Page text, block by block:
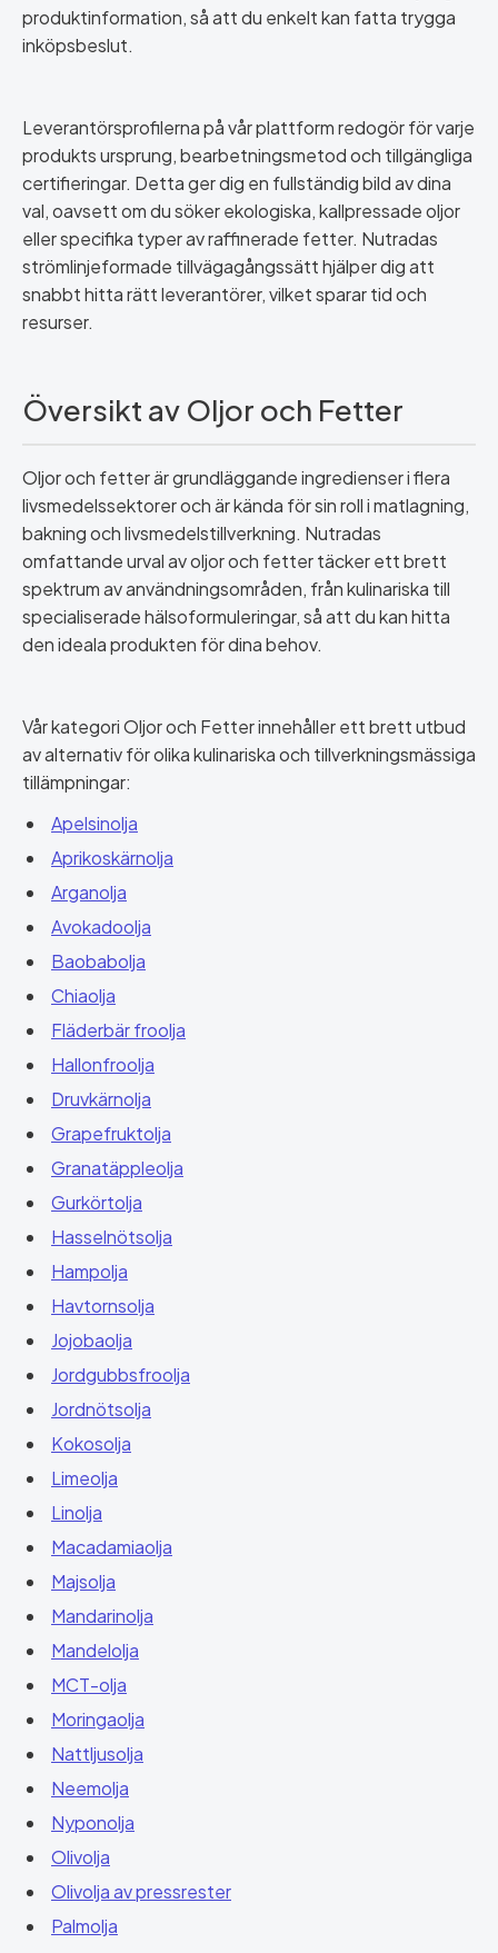
produktinformation, så att du enkelt kan fatta trygga
inköpsbeslut.
Leverantörsprofilerna på vår plattform redogör för varje
produkts ursprung, bearbetningsmetod och tillgängliga
certifieringar. Detta ger dig en fullständig bild av dina
val, oavsett om du söker ekologiska, kallpressade oljor
eller specifika typer av raffinerade fetter. Nutradas
strömlinjeformade tillvägagångssätt hjälper dig att
snabbt hitta rätt leverantörer, vilket sparar tid och
resurser.
Översikt av Oljor och Fetter
Oljor och fetter är grundläggande ingredienser i flera
livsmedelssektorer och är kända för sin roll i matlagning,
bakning och livsmedelstillverkning. Nutradas
omfattande urval av oljor och fetter täcker ett brett
spektrum av användningsområden, från kulinariska till
specialiserade hälsoformuleringar, så att du kan hitta
den ideala produkten för dina behov.
Vår kategori Oljor och Fetter innehåller ett brett utbud
av alternativ för olika kulinariska och tillverkningsmässiga
tillämpningar:
Apelsinolja
Aprikoskärnolja
Arganolja
Avokadoolja
Baobabolja
Chiaolja
Fläderbär froolja
Hallonfroolja
Druvkärnolja
Grapefruktolja
Granatäppleolja
Gurkörtolja
Hasselnötsolja
Hampolja
Havtornsolja
Jojobaolja
Jordgubbsfroolja
Jordnötsolja
Kokosolja
Limeolja
Linolja
Macadamiaolja
Majsolja
Mandarinolja
Mandelolja
MCT-olja
Moringaolja
Nattljusolja
Neemolja
Nyponolja
Olivolja
Olivolja av pressrester
Palmolja